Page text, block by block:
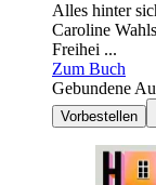
Alles hinter
Caroline
Freihei ...
Zum Buch
Gebundene
Vorbestellen